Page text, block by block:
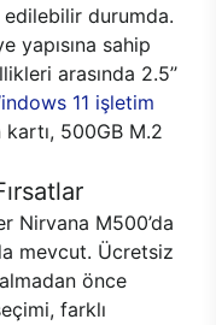
durumda.
yapısına sahip
arasında 2.5’’
11 işletim
kartı, 500GB M.2
Nirvana M500’da
mevcut. Ücretsiz
önce
farklı